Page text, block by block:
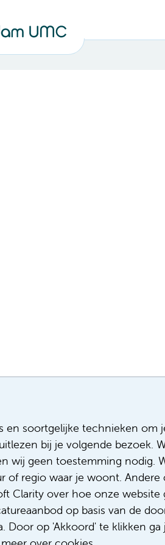
soortgelijke technieken om
bij je volgende bezoek.
geen toestemming nodig.
regio waar je woont.
Clarity over hoe onze
op basis van de
op 'Akkoord' te klikken
met een
Urologie
Meer
Solliciteren
Over ons
Diversiteit &
Gedragscode
Klacht/feedback
Compliment/